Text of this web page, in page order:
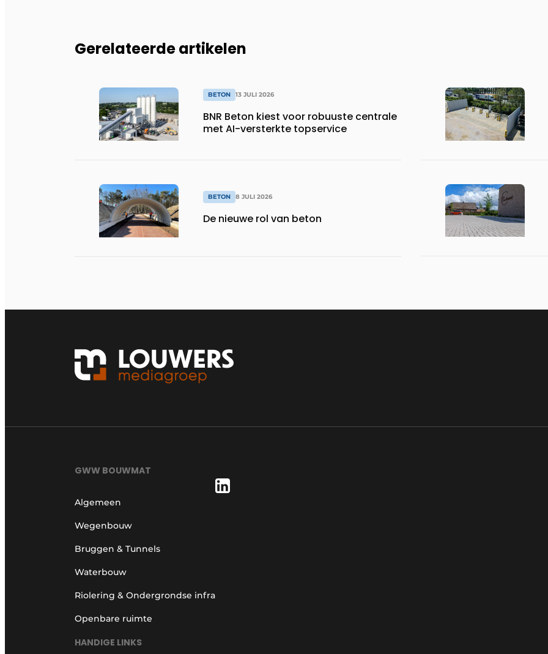
Gerelateerde artikelen
BETON 13 JULI 2026
BNR Beton kiest voor robuuste centrale
met AI-versterkte topservice
BETON 8 JULI 2026
De nieuwe rol van beton
GWW BOUWMAT
Algemeen
Wegenbouw
Bruggen & Tunnels
Waterbouw
Riolering & Ondergrondse infra
Openbare ruimte
HANDIGE LINKS